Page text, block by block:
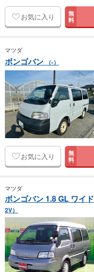
お気に入り 無
料
マツダ
ボンゴバン （-）
お気に入り 無
料
マツダ
ボンゴバン 1.8 GL ワイ
2V）